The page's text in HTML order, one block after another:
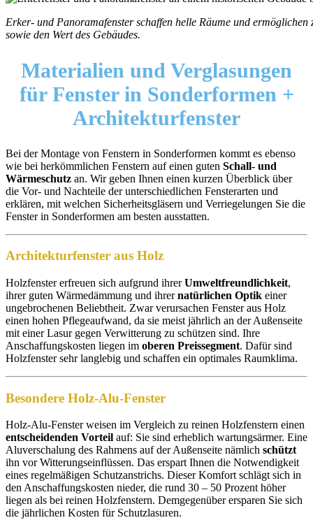
Erker- und Panoramafenster schaffen helle Räume und
sowie den Wert des Gebäudes.
Materialien und Verglasungen
für Fenster in Sonderformen +
Architekturfenster
Bei der Montage von Fenstern in Sonderformen kommt es ebenso
wie bei herkömmlichen Fenstern auf einen guten Schall- und
Wärmeschutz an. Wir geben Ihnen einen kurzen Überblick über
die Vor- und Nachteile der unterschiedlichen Fensterarten und
erklären, mit welchen Sicherheitsgläsern und Verriegelungen Sie die
Fenster in Sonderformen am besten ausstatten.
Architekturfenster aus Holz
Holzfenster erfreuen sich aufgrund ihrerUmweltfreundlichkeit,
ihrer guten Wärmedämmung und ihrernatürlichen Optik einer
ungebrochenen Beliebtheit. Zwar verursachen Fenster aus Holz
einen hohen Pflegeaufwand, da sie meist jährlich an der Außenseite
mit einer Lasur gegen Verwitterung zu schützen sind. Ihre
Anschaffungskosten liegen im oberen Preissegment. Dafür sind
Holzfenster sehr langlebig und schaffen ein optimales Raumklima.
Besondere Holz-Alu-Fenster
Holz-Alu-Fenster weisen im Vergleich zu reinen Holzfenstern einen
entscheidenden Vorteil auf: Sie sind erheblich wartungsärmer. Eine
Aluverschalung des Rahmens auf der Außenseite nämlich schützt
ihn vor Witterungseinflüssen. Das erspart Ihnen die Notwendigkeit
eines regelmäßigen Schutzanstrichs. Dieser Komfort schlägt sich in
den Anschaffungskosten nieder, die rund 30 – 50 Prozent höher
liegen als bei reinen Holzfenstern. Demgegenüber ersparen Sie sich
die jährlichen Kosten für Schutzlasuren.